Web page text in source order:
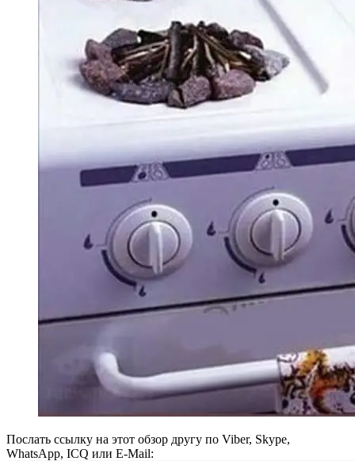
Послать ссылку на этот обзор другу по Viber, Skype,
WhatsApp, ICQ или E-Mail: